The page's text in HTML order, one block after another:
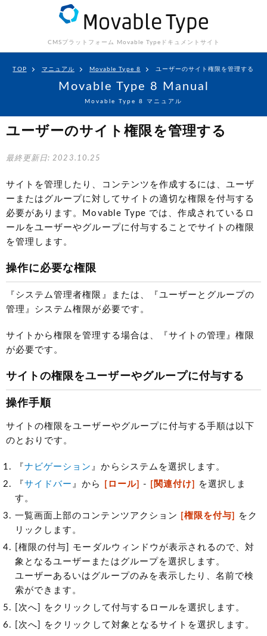
CMSプラットフォーム Movable Type ドキュメントサイト
TOP マニュアル Movable Type 8 ユーザーのサイト権限を管理する
Movable Type 8 Manual
Movable Type 8 マニュアル
ユーザーのサイト権限を管理する
最終更新日: 2023.10.25
サイトを管理したり、コンテンツを作成するには、ユーザ
ーまたはグループに対してサイトの適切な権限を付与する
必要があります。Movable Type では、作成されているロ
ールをユーザーやグループに付与することでサイトの権限
を管理します。
操作に必要な権限
『システム管理者権限』または、『ユーザーとグループの
管理』システム権限が必要です。
サイトから権限を管理する場合は、『サイトの管理』権限
が必要です。
サイトの権限をユーザーやグループに付与する
操作手順
サイトの権限をユーザーやグループに付与する手順は以下
のとおりです。
『ナビゲーション 』からシステムを選択します。
『サイドバー 』から [ロール] - [関連付け]
を選択しま
す。
一覧画面上部のコンテンツアクション
[権限を付与]
をク
リックします。
[権限の付与] モーダルウィンドウが表示されるので、対
象となるユーザーまたはグループを選択します。
ユーザーあるいはグループのみを表示したり、名前で検
索ができます。
[次へ] をクリックして付与するロールを選択します。
[次へ] をクリックして対象となるサイトを選択します。